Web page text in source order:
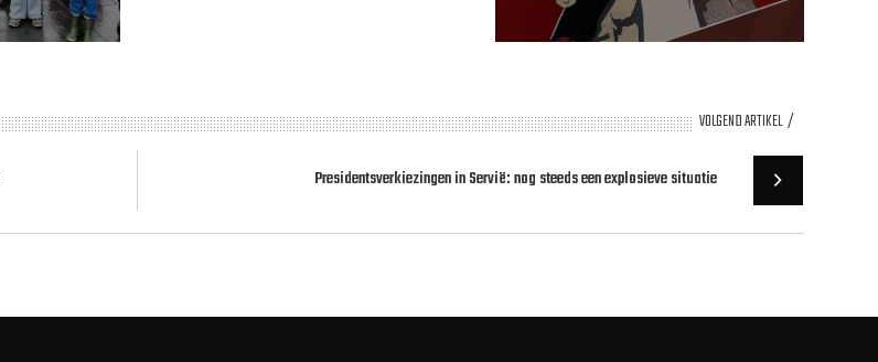
VOLGEND ARTIKEL
Presidentsverkiezingen in Servië: nog steeds een explosieve situatie